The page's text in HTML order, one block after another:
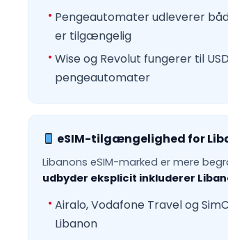
Pengeautomater udleverer
er tilgængelig
Wise og Revolut fungerer til
pengeautomater
eSIM-tilgængelighed for
Libanons eSIM-marked er mere
udbyder eksplicit inkluderer
Airalo, Vodafone Travel og
Libanon